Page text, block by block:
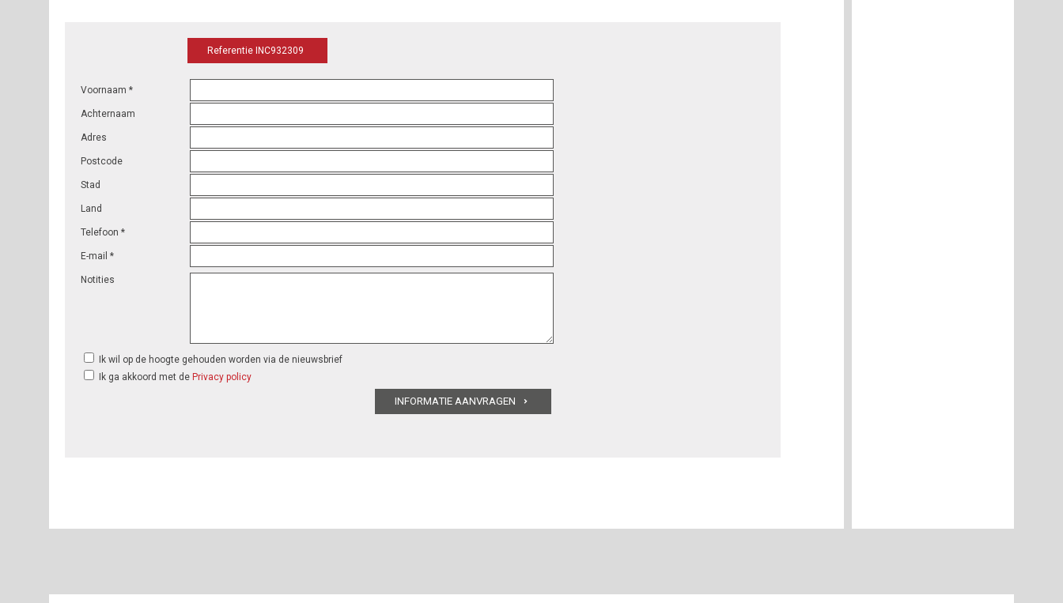
Referentie INC932309
Voornaam *
Achternaam
Adres
Postcode
Stad
Land
Telefoon *
E-mail *
Notities
Ik wil op de hoogte gehouden worden via de nieuwsbrief
Ik ga akkoord met de Privacy policy